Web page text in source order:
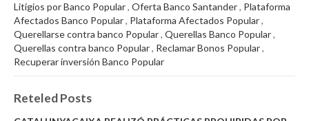
Litigios por Banco Popular, Oferta Banco Santander, Plataforma
Afectados Banco Popular, Plataforma Afectados Popular,
Querellarse contra banco Popular, Querellas Banco Popular,
Querellas contra banco Popular, Reclamar Bonos Popular,
Recuperar inversión Banco Popular
Reteled Posts